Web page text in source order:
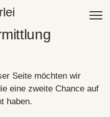
Seite möchten wir
eine zweite Chance auf
haben.